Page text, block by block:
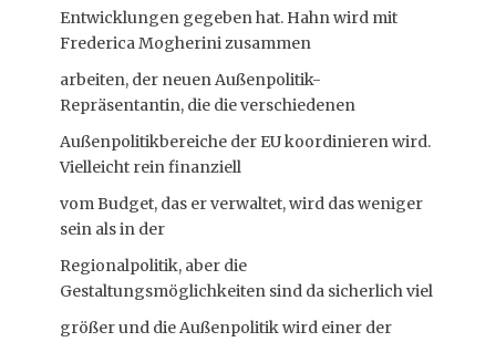
Entwicklungen gegeben hat. Hahn wird mit
Frederica Mogherini zusammen
arbeiten, der neuen Außenpolitik-
Repräsentantin, die die verschiedenen
Außenpolitikbereiche der EU koordinieren wird.
Vielleicht rein finanziell
vom Budget, das er verwaltet, wird das weniger
sein als in der
Regionalpolitik, aber die
Gestaltungsmöglichkeiten sind da sicherlich viel
größer und die Außenpolitik wird einer der